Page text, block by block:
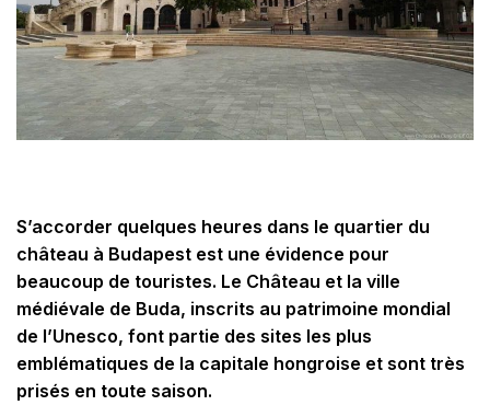
S’accorder quelques heures dans le quartier du
château à Budapest est une évidence pour
beaucoup de touristes. Le Château et la ville
médiévale de Buda, inscrits au patrimoine mondial
de l’Unesco, font partie des sites les plus
emblématiques de la capitale hongroise et sont très
prisés en toute saison.